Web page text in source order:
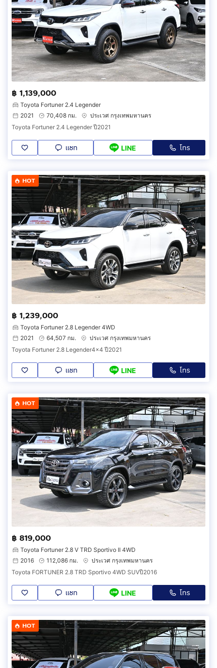
฿ 1,139,000
Toyota Fortuner 2.4 Legender
2021
70,408 กม.
ประเวศ กรุงเทพมหานคร
Toyota Fortuner 2.4 Legender ปี2021
แชท LINE โทร
HOT
฿ 1,239,000
Toyota Fortuner 2.8 Legender 4WD
2021
64,507 กม.
ประเวศ กรุงเทพมหานคร
Toyota Fortuner 2.8 Legender4x4 ปี2021
แชท LINE โทร
HOT
฿ 819,000
Toyota Fortuner 2.8 V TRD Sportivo II 4WD
2016
112,086 กม.
ประเวศ กรุงเทพมหานคร
Toyota FORTUNER 2.8 TRD Sportivo 4WD SUVปี2016
แชท LINE โทร
HOT